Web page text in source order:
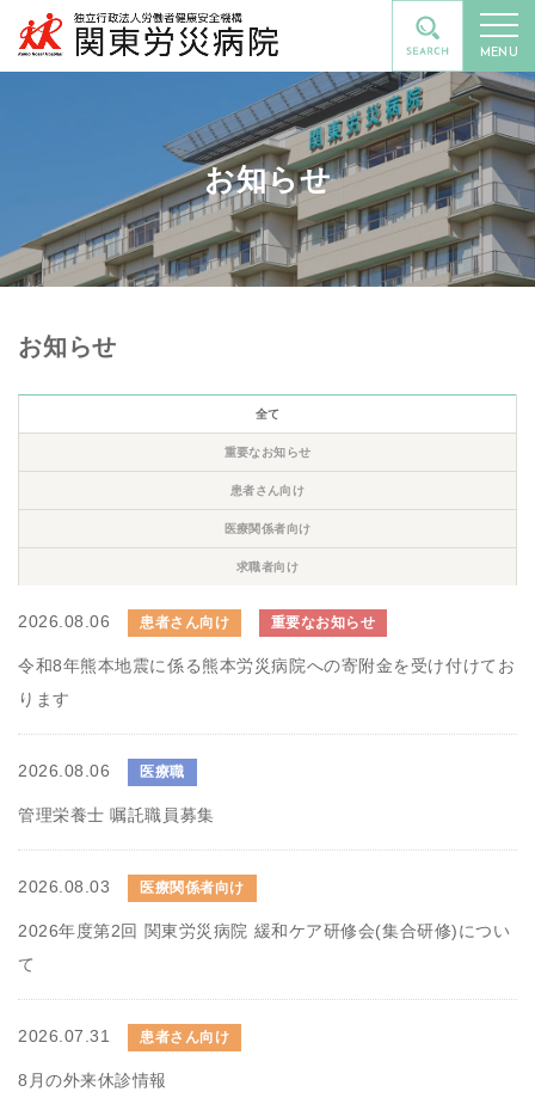
MENU
お知らせ
お知らせ
全て
重要なお知らせ
患者さん向け
医療関係者向け
求職者向け
2026.08.06 患者さん向け 重要なお知らせ
令和8年熊本地震に係る熊本労災病院への寄附金を受け付けてお
ります
2026.08.06 医療職
管理栄養士 嘱託職員募集
2026.08.03 医療関係者向け
2026年度第2回 関東労災病院 緩和ケア研修会(集合研修)につい
て
2026.07.31 患者さん向け
8月の外来休診情報